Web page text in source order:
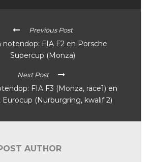
Previous Post
notendop: FIA F2 en Porsche
Supercup (Monza)
Next Post
FIA F3 (Monza, race1) en
Eurocup (Nurburgring, kwalif 2)
AUTHOR